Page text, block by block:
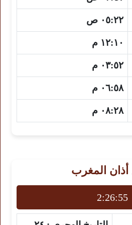
٠٥:٢٢ ص
١٢:١٠ م
٠٣:٥٢ م
٠٦:٥٨ م
٠٨:٢٨ م
أذان المغرب
2:26:54